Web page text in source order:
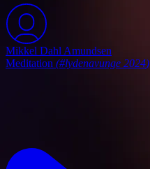
Mikkel Dahl Amundsen
Meditation (#lydenavunge 2024)